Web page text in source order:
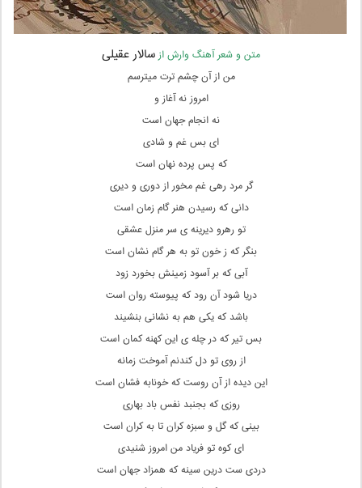
متن و شعر آهنگ وارش ازسالار عقیلی
من از آن چشم ترت میترسم
امروز نه آغاز و
نه انجام جهان است
ای بس غم و شادی
که پس پرده نهان است
گر مرد رهی غم مخور از دوری و دیری
دانی که رسیدن هنر گام زمان است
تو رهرو دیرینه ی سر منزل عشقی
بنگر که ز خون تو به هر گام نشان است
آبی که بر آسود زمینش بخورد زود
دریا شود آن رود که پیوسته روان است
باشد که یکی هم به نشانی بنشیند
بس تیر که در چله ی این کهنه کمان است
از روی تو دل کندنم آموخت زمانه
این دیده از آن روست که خونابه فشان است
روزی که بجنبد نفس باد بهاری
بینی که گل و سبزه کران تا به کران است
ای کوه تو فریاد من امروز شنیدی
دردی ست درین سینه که همزاد جهان است